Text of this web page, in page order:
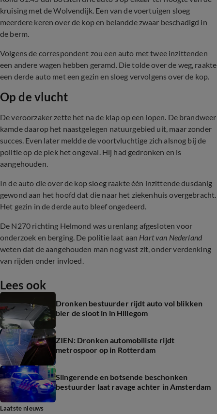
kruising met de Wolvendijk. Een van de voertuigen sloeg
meerdere keren over de kop en belandde zwaar beschadigd in
de berm.
Volgens de correspondent zou een auto met twee inzittenden
een andere wagen hebben geramd. Die tolde over de weg, raakte
een derde auto met een gezin en sloeg vervolgens over de kop.
Op de vlucht
De veroorzaker zette het na de klap op een lopen. De brandweer
kamde daarop het naastgelegen natuurgebied uit, maar zonder
succes. Even later meldde de voortvluchtige zich alsnog bij de
politie op de plek het ongeval. Hij had gedronken en is
aangehouden.
In de auto die over de kop sloeg raakte één inzittende dusdanig
gewond aan het hoofd dat die naar het ziekenhuis overgebracht.
Het gezin in de derde auto bleef ongedeerd.
De N270 richting Helmond was urenlang afgesloten voor
onderzoek en berging. De politie laat aan Hart van Nederland
weten dat de aangehouden man nog vast zit, onder verdenking
van rijden onder invloed.
Lees ook
Dronken bestuurder rijdt auto vol blikken
bier de sloot in in Hillegom
ZIEN: Dronken automobiliste rijdt
metrospoor op in Rotterdam
Slingerende en botsende beschonken
bestuurder laat ravage achter in Amsterdam
Laatste nieuws